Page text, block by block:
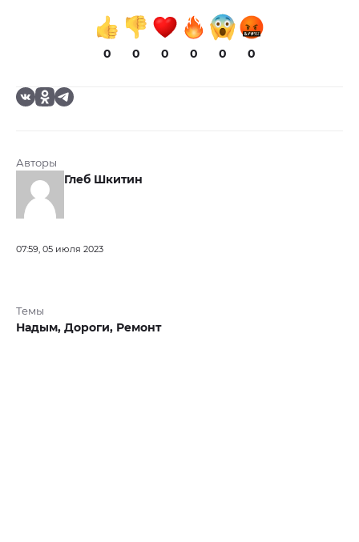
0 0 0 0 0 0
Авторы
Глеб Шкитин
07:59, 05 июля 2023
Темы
Надым, Дороги, Ремонт